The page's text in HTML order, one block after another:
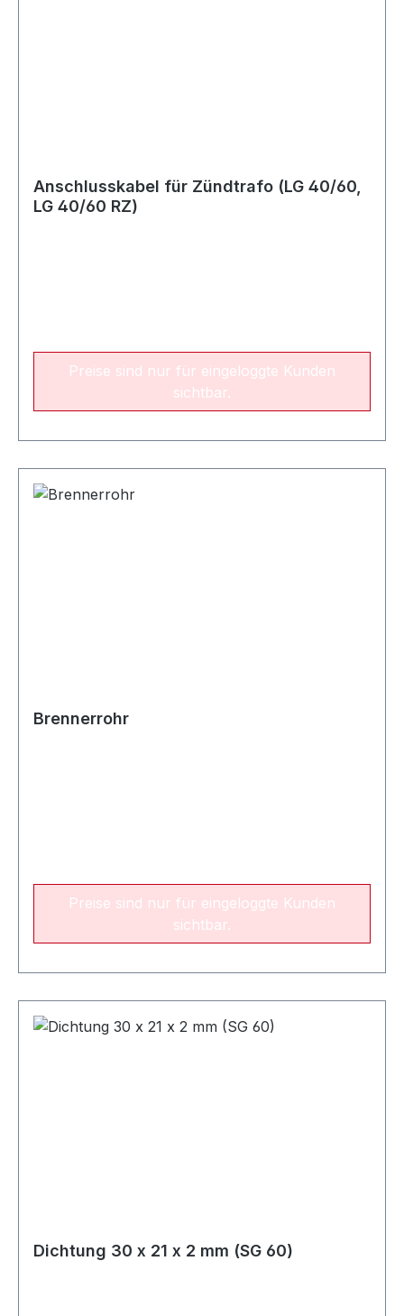
Anschlusskabel für Zündtrafo (LG 40/60,
LG 40/60 RZ)
Preise sind nur für eingeloggte Kunden
sichtbar.
Brennerrohr
Preise sind nur für eingeloggte Kunden
sichtbar.
Dichtung 30 x 21 x 2 mm (SG 60)